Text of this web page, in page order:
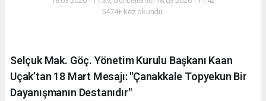
5474+ kez okundu.
Selçuk Mak. Göç. Yönetim Kurulu Başkanı Kaan
Uçak’tan 18 Mart Mesajı: "Çanakkale Topyekun Bir
Dayanışmanın Destanıdır"